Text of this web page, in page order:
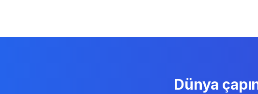
Dünya